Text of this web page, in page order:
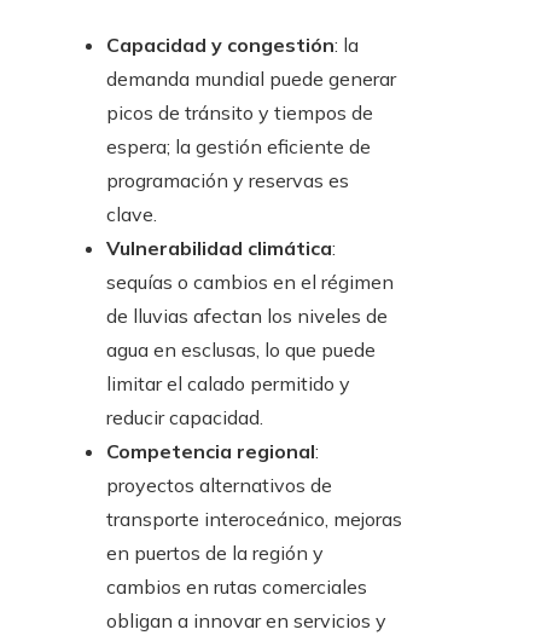
Capacidad y congestión: la
demanda mundial puede generar
picos de tránsito y tiempos de
espera; la gestión eficiente de
programación y reservas es
clave.
Vulnerabilidad climática:
sequías o cambios en el régimen
de lluvias afectan los niveles de
agua en esclusas, lo que puede
limitar el calado permitido y
reducir capacidad.
Competencia regional:
proyectos alternativos de
transporte interoceánico, mejoras
en puertos de la región y
cambios en rutas comerciales
obligan a innovar en servicios y